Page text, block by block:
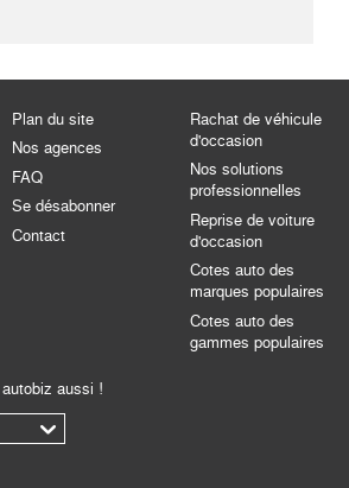
Plan du site
Nos agences
FAQ
Se désabonner
Contact
Rachat de véhicule
d'occasion
Nos solutions
professionnelles
Reprise de voiture
d'occasion
Cotes auto des
marques populaires
Cotes auto des
gammes populaires
autobiz aussi !